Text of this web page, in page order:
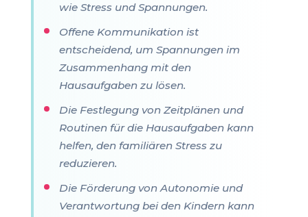
wie Stress und Spannungen.
Offene Kommunikation ist
entscheidend, um Spannungen im
Zusammenhang mit den
Hausaufgaben zu lösen.
Die Festlegung von Zeitplänen und
Routinen für die Hausaufgaben kann
helfen, den familiären Stress zu
reduzieren.
Die Förderung von Autonomie und
Verantwortung bei den Kindern kann